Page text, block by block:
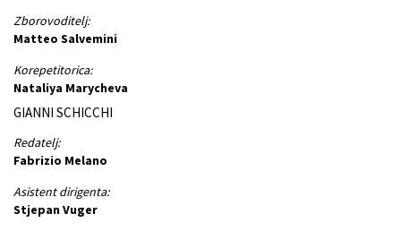
Zborovoditelj:
Matteo Salvemini
Korepetitorica:
Nataliya Marycheva
GIANNI SCHICCHI
Redatelj:
Fabrizio Melano
Asistent dirigenta:
Stjepan Vuger